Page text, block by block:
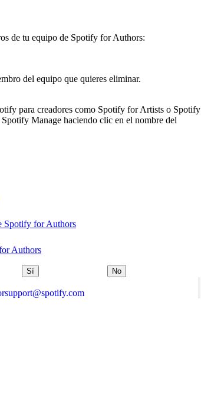
de tu equipo de Spotify for Authors:
del equipo que quieres eliminar.
para creadores como Spotify for Artists o Spotify
Manage haciendo clic en el nombre del
Spotify for Authors
Authors
Sí No